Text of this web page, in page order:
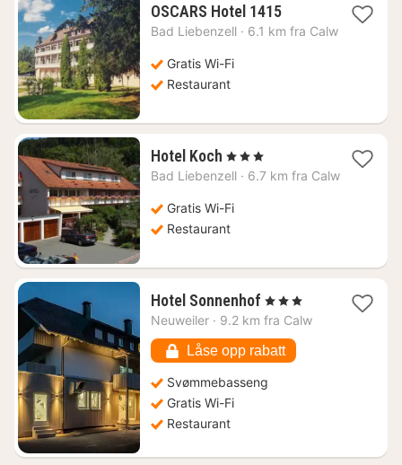
OSCARS Hotel 14151
natt
Bad Liebenzell · 6.1 km fra Calw
Gratis Wi-Fi
Restaurant
Hotel Koch 1
natt
1155
, 3 Stjerner
Bad Liebenzell · 6.7 km fra Calw
Gratis Wi-Fi
Restaurant
Hotel Sonnenhof 1
natt
1460
kr.
, 3 Stjerner
Neuweiler · 9.2 km fra Calw
Låse opp rabatt
Svømmebasseng
Gratis Wi-Fi
Restaurant